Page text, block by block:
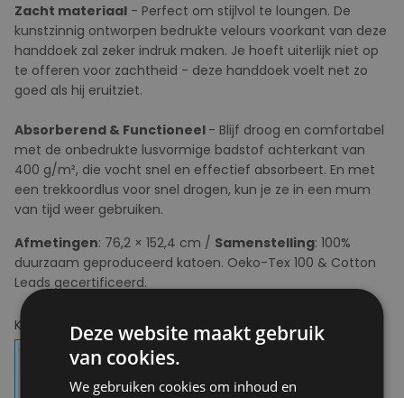
Zacht materiaal - Perfect om stijlvol te loungen. De
kunstzinnig ontworpen bedrukte velours voorkant van deze
handdoek zal zeker indruk maken. Je hoeft uiterlijk niet op
te offeren voor zachtheid - deze handdoek voelt net zo
goed als hij eruitziet.
Absorberend & Functioneel - Blijf droog en comfortabel
met de onbedrukte lusvormige badstof achterkant van
400 g/m², die vocht snel en effectief absorbeert. En met
een trekkoordlus voor snel drogen, kun je ze in een mum
van tijd weer gebruiken.
Afmetingen: 76,2 × 152,4 cm / Samenstelling: 100%
duurzaam geproduceerd katoen. Oeko-Tex 100 & Cotton
Leads gecertificeerd.
Kies uw kleur:Deze website maakt gebruik
van cookies.
We gebruiken cookies om inhoud en